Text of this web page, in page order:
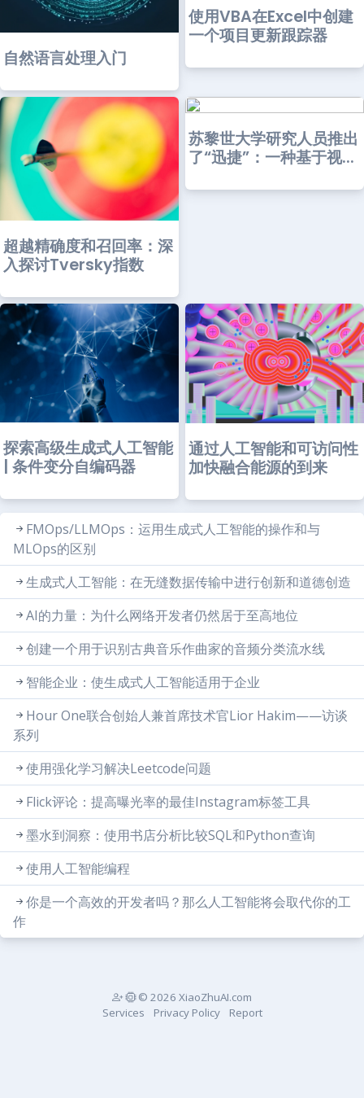
自然语言处理入门
使用VBA在Excel中创建
一个项目更新跟踪器
超越精确度和召回率：深
入探讨Tversky指数
苏黎世大学研究人员推出
了“迅捷”：一种基于视...
探索高级生成式人工智能
| 条件变分自编码器
通过人工智能和可访问性
加快融合能源的到来
FMOps/LLMOps：运用生成式人工智能的操作和与
MLOps的区别
生成式人工智能：在无缝数据传输中进行创新和道德创造
AI的力量：为什么网络开发者仍然居于至高地位
创建一个用于识别古典音乐作曲家的音频分类流水线
智能企业：使生成式人工智能适用于企业
Hour One联合创始人兼首席技术官Lior Hakim——访谈
系列
使用强化学习解决Leetcode问题
Flick评论：提高曝光率的最佳Instagram标签工具
墨水到洞察：使用书店分析比较SQL和Python查询
使用人工智能编程
你是一个高效的开发者吗？那么人工智能将会取代你的工
作
© 2026 XiaoZhuAI.com
Services
Privacy Policy Report